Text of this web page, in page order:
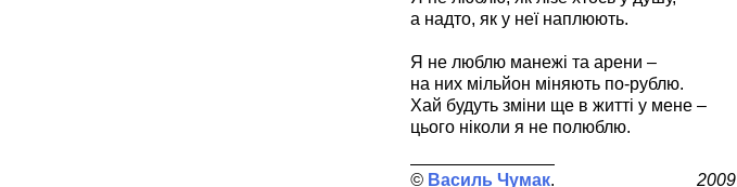
а надто, як у неї наплюють.
Я не люблю манежі та арени –
на них мільйон міняють по-рублю.
Хай будуть зміни ще в житті у мене –
цього ніколи я не полюблю.
Василь Чумак 2009